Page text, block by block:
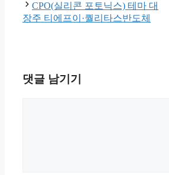
CPO(실리콘 포토닉스) 테마 대
장주 티에프이·퀄리타스반도체
댓글 남기기